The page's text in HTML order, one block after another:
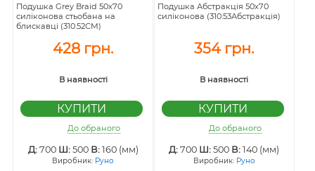
Подушка Grey Braid 50х70
силіконова стьобана на
блискавці (310.52СМ)
428 грн.
В наявності
До обраного
Д: 700Ш: 500В: 160 (мм)
Виробник: Руно
Подушка Абстракція 50х70
силіконова (310.53Абстракція)
354 грн.
В наявності
До обраного
Д:700 Ш:500 В:140 (мм)
Виробник: Руно